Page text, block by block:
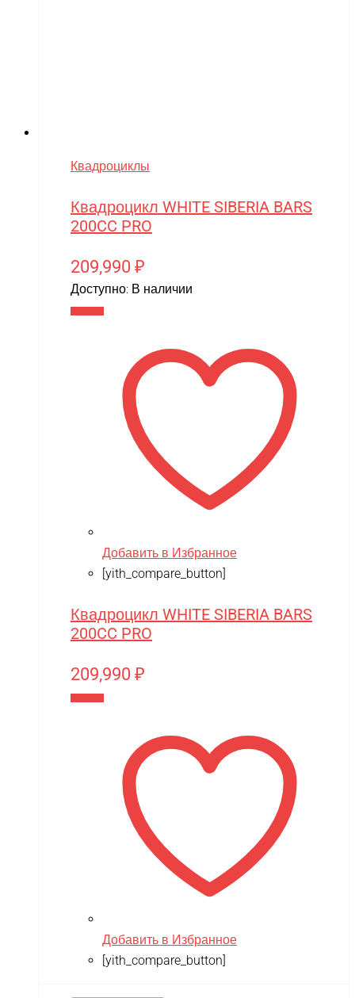
Квадроциклы
Квадроцикл WHITE SIBERIA BARS
200CC PRO
209,990 ₽
Доступно: В наличии
Добавить в Избранное
[yith_compare_button]
Квадроцикл WHITE SIBERIA BARS
200CC PRO
209,990 ₽
Добавить в Избранное
[yith_compare_button]